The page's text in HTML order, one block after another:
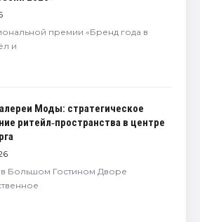
премии «Бренд года в
и
Моды: стратегическое
ритейл‑пространства в центре
в Большом Гостином Дворе